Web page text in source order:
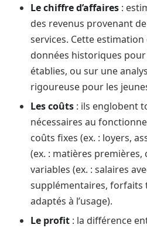
Le chiffre d’affaires :
des revenus provenant
services. Cette estimation
données historiques
établies, ou sur une
rigoureuse pour les
Les coûts : ils englobent
nécessaires au
coûts fixes (ex. : loyers,
(ex. : matières
variables (ex. : salaires
supplémentaires, forfaits
adaptés à l’usage).
Le profit : la différence